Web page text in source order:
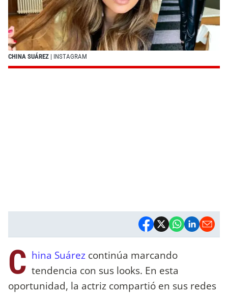
CHINA SUÁREZ | INSTAGRAM
C hina Suárez continúa marcando
tendencia con sus looks. En esta
oportunidad, la actriz compartió en sus redes